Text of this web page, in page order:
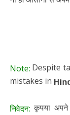
Note: Despite
mistakes in
निवेदन: कृपया